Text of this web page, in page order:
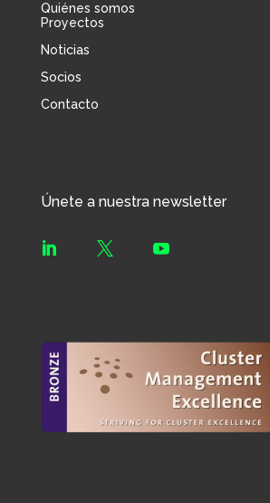
Quiénes somos
Proyectos
Noticias
Socios
Contacto
Únete a nuestra newsletter
  